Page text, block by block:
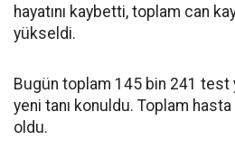
hayatını kaybetti, toplam can
yükseldi.
Bugün toplam 145 bin 241 test
yeni tanı konuldu. Toplam hasta
oldu.